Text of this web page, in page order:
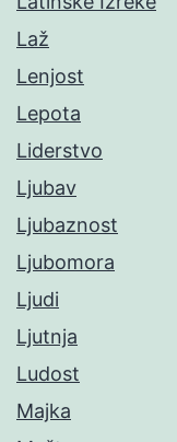
Laž
Lenjost
Lepota
Liderstvo
Ljubav
Ljubaznost
Ljubomora
Ljudi
Ljutnja
Ludost
Majka